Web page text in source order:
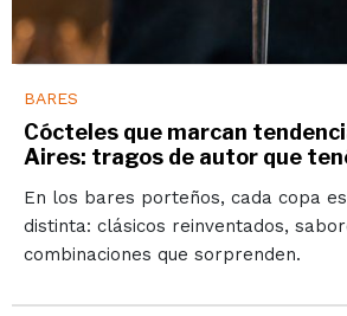
BARES
Cócteles que marcan
Aires: tragos de autor que
En los bares porteños, cada copa
distinta: clásicos reinventados,
combinaciones que sorprenden.